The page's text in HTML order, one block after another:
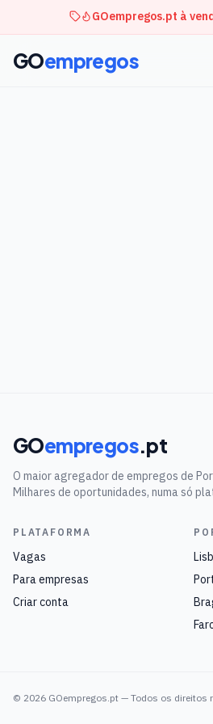
GOempregos.pt à
GOempregos
GOempregos.pt
O maior agregador de empregos de
Milhares de oportunidades, numa só
PLATAFORMA
Vagas
Para empresas
Criar conta
© 2026 GOempregos.pt — Todos os direitos